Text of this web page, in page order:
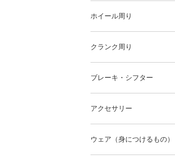
ホイール周り
クランク周り
ブレーキ・シフター
アクセサリー
ウェア（身につけるもの）